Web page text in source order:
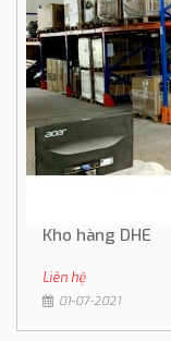
Kho hàng DHE
Liên hệ
01-07-2021